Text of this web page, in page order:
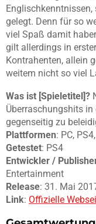
gelegt. Denn für so
viel Spaß damit
gilt allerdings in
Kontrahenten, allein
weitem nicht so viel
Was ist [Spieletitel]?
Überraschungshits
gegenseitig zu
Plattformen: PC,
Getestet: PS4
Entwickler /
Entertainment
Release: 31. Mai
Link: Offizielle